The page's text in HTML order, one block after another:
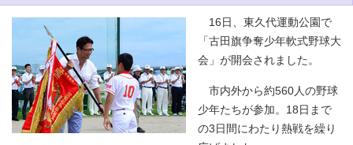
16日、東久代運動公園で
「古田旗争奪少年軟式野球大
会」が開会されました。
市内外から約560人の野球
少年たちが参加。18日まで
の3日間にわたり熱戦を繰り